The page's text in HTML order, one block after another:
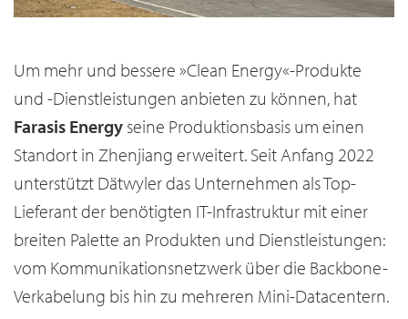
Um mehr und bessere »Clean Energy«-Produkte
und -Dienstleistungen anbieten zu können, hat
Farasis Energy seine Produktionsbasis um einen
Standort in Zhenjiang erweitert. Seit Anfang 2022
unterstützt Dätwyler das Unternehmen als Top-
Lieferant der benötigten IT-Infrastruktur mit einer
breiten Palette an Produkten und Dienstleistungen:
vom Kommunikationsnetzwerk über die Backbone-
Verkabelung bis hin zu mehreren Mini-Datacentern.